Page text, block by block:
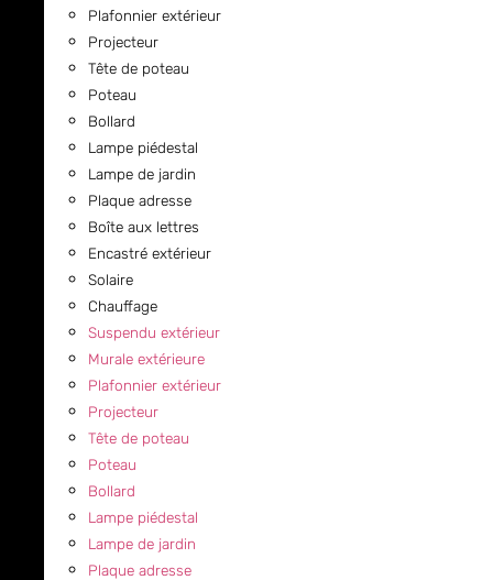
Plafonnier extérieur
Projecteur
Tête de poteau
Poteau
Bollard
Lampe piédestal
Lampe de jardin
Plaque adresse
Boîte aux lettres
Encastré extérieur
Solaire
Chauffage
Suspendu extérieur
Murale extérieure
Plafonnier extérieur
Projecteur
Tête de poteau
Poteau
Bollard
Lampe piédestal
Lampe de jardin
Plaque adresse